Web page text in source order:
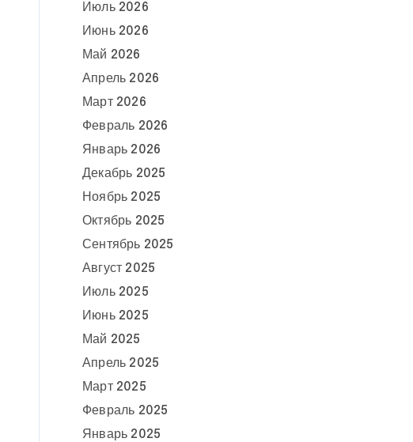
Июль 2026
Июнь 2026
Май 2026
Апрель 2026
Март 2026
Февраль 2026
Январь 2026
Декабрь 2025
Ноябрь 2025
Октябрь 2025
Сентябрь 2025
Август 2025
Июль 2025
Июнь 2025
Май 2025
Апрель 2025
Март 2025
Февраль 2025
Январь 2025